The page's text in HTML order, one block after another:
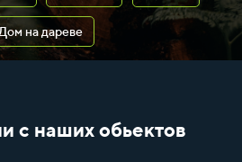
на дареве
с наших обьектов